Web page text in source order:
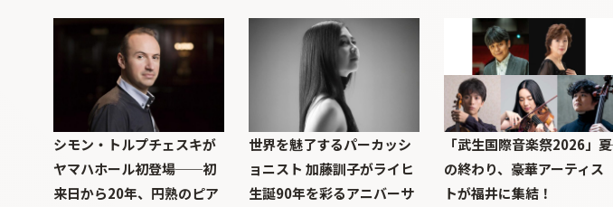
シモン・トルプチェスキが
ヤマハホール初登場──初
来日から20年、円熟のピア
世界を魅了するパーカッシ
ョニスト 加藤訓子がライヒ
生誕90年を彩るアニバーサ
「武生国際音楽祭2026」――夏
の終わり、豪華アーティス
トが福井に集結！